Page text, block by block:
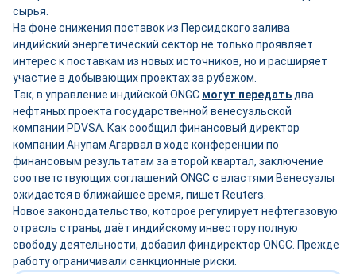
сырья.
На фоне снижения поставок из Персидского залива
индийский энергетический сектор не только проявляет
интерес к поставкам из новых источников, но и расширяет
участие в добывающих проектах за рубежом.
Так, в управление индийской ONGC могут передать два
нефтяных проекта государственной венесуэльской
компании PDVSA. Как сообщил финансовый директор
компании Анупам Агарвал в ходе конференции по
финансовым результатам за второй квартал, заключение
соответствующих соглашений ONGC с властями Венесуэлы
ожидается в ближайшее время, пишет Reuters.
Новое законодательство, которое регулирует нефтегазовую
отрасль страны, даёт индийскому инвестору полную
свободу деятельности, добавил финдиректор ONGC. Прежде
работу ограничивали санкционные риски.